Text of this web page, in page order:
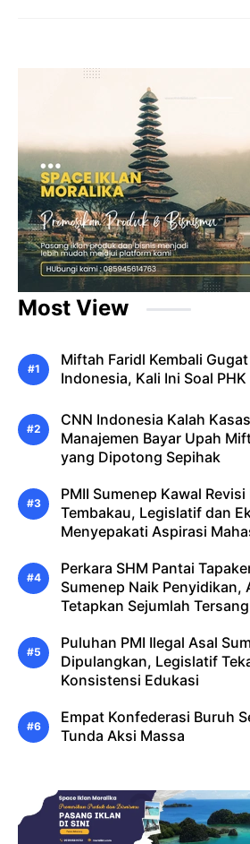
Most View
Miftah Faridl Kembali
Indonesia, Kali Ini Soal
CNN Indonesia Kalah
Manajemen Bayar Upah
yang Dipotong Sepihak
PMII Sumenep Kawal Revisi
Tembakau, Legislatif dan
Menyepakati Aspirasi
Perkara SHM Pantai
Sumenep Naik Penyidikan,
Tetapkan Sejumlah
Puluhan PMI Ilegal Asal
Dipulangkan, Legislatif
Konsistensi Edukasi
Empat Konfederasi Buruh
Tunda Aksi Massa